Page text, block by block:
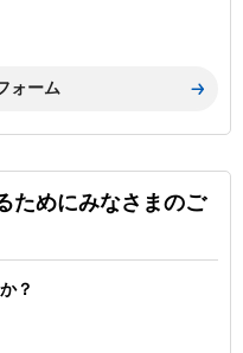
ためにみなさまのご
？